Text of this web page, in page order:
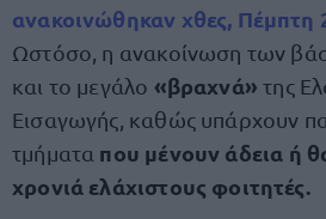
ανακοινώθηκαν χθες, Πέμπτη
Ωστόσο, η ανακοίνωση των
και το μεγάλο «βραχνά» της
Εισαγωγής, καθώς υπάρχουν
τμήματα που μένουν άδεια ή
χρονιά ελάχιστους φοιτητές.